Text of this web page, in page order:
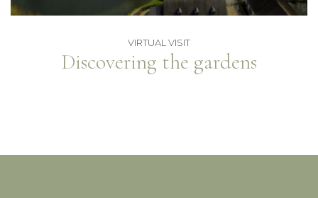
VIRTUAL VISIT
Discovering the gardens